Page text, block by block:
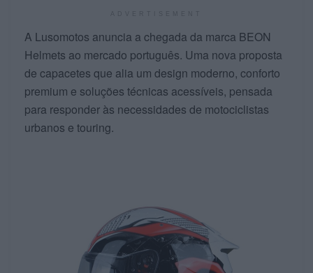
A Lusomotos anuncia a chegada da marca BEON
Helmets ao mercado português. Uma nova proposta
de capacetes que alia um design moderno, conforto
premium e soluções técnicas acessíveis, pensada
para responder às necessidades de motociclistas
urbanos e touring.